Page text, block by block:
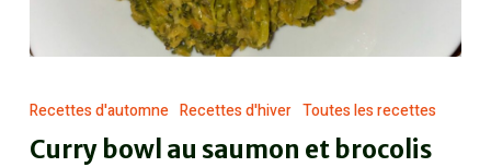
Recettes d'automne Recettes d'hiver Toutes les recettes
Curry bowl au saumon et brocolis